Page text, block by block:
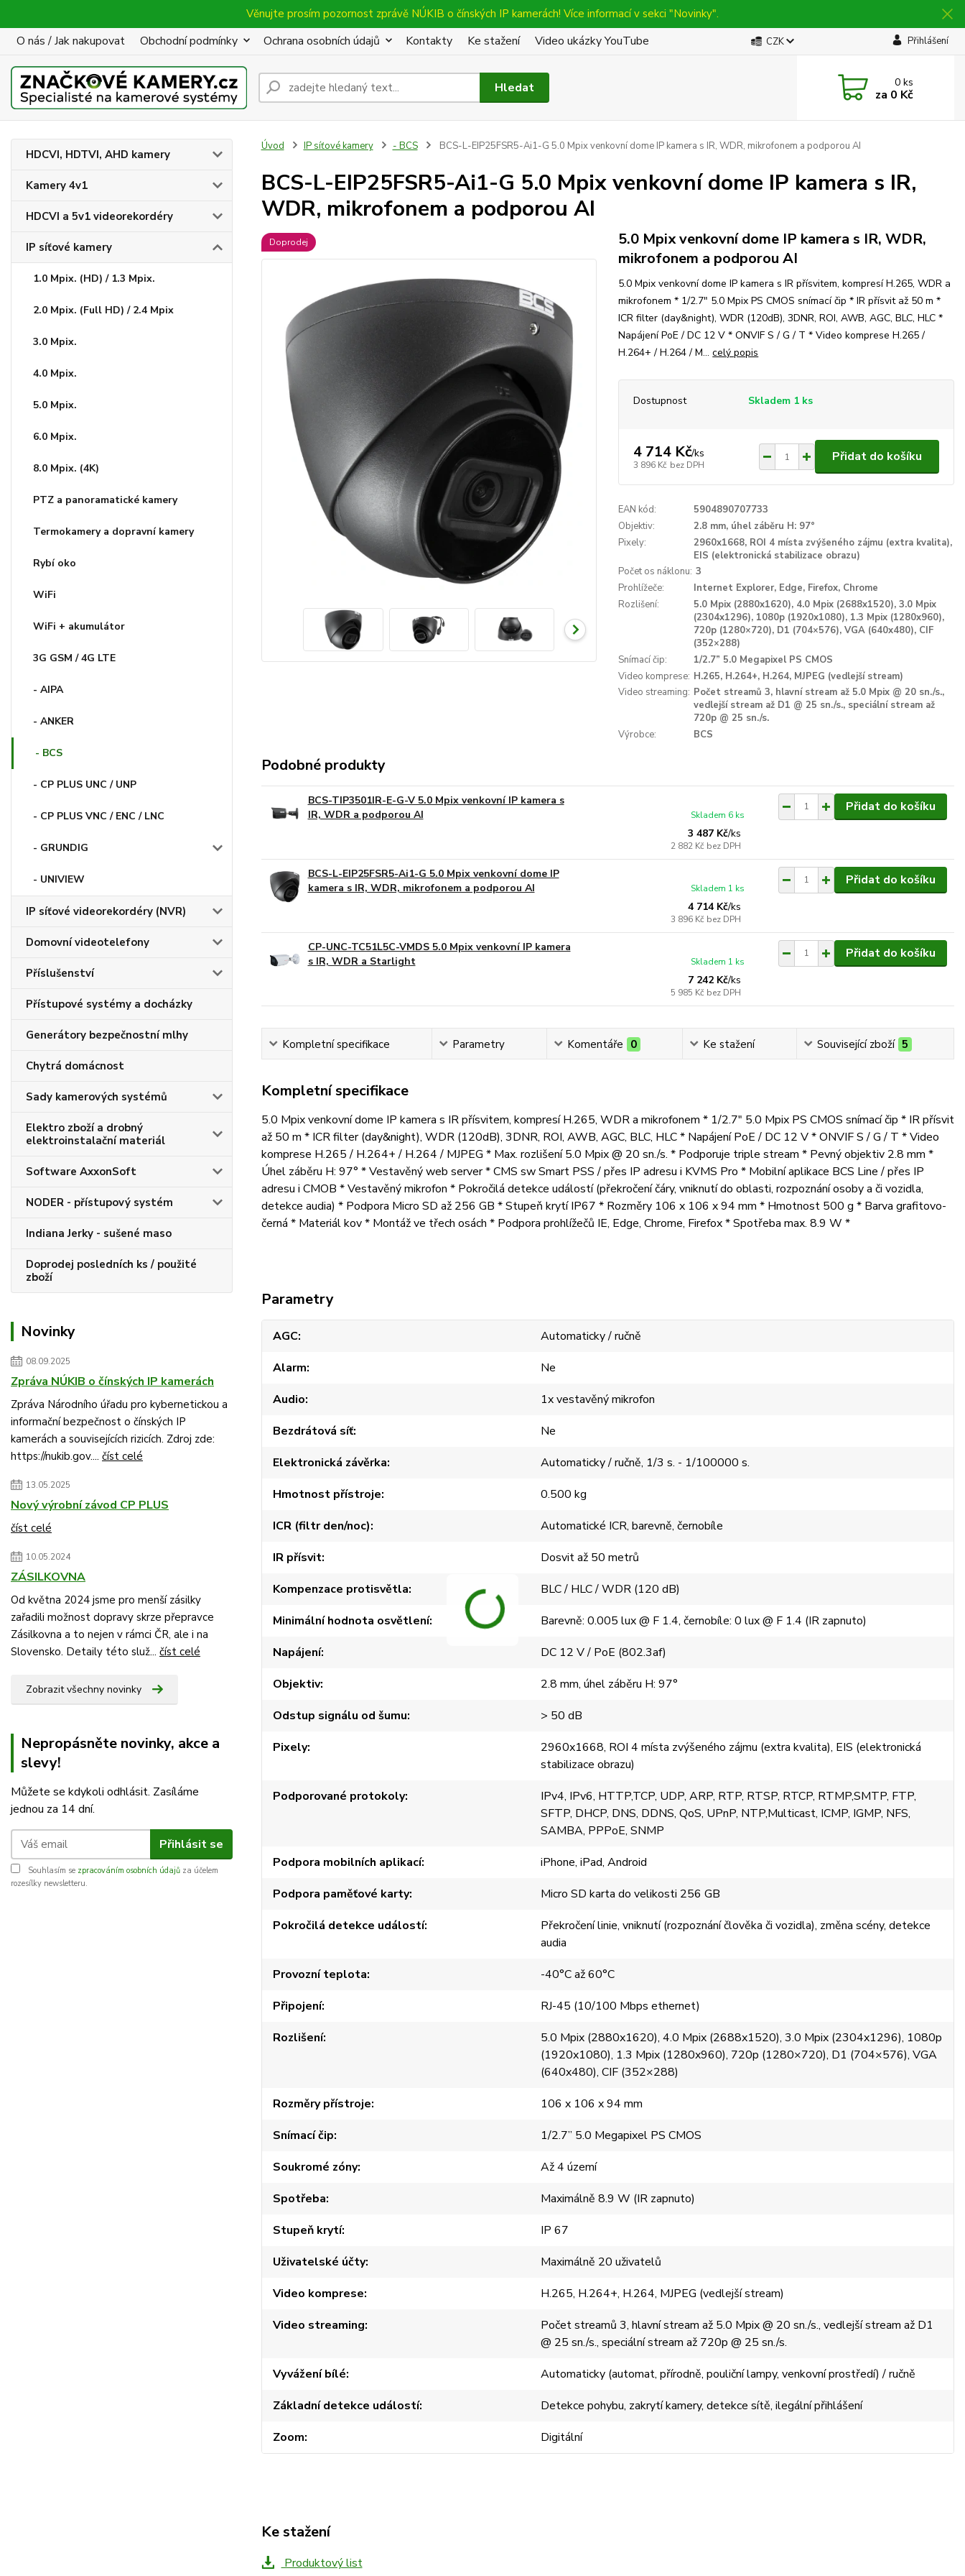
Věnujte prosím pozornost zprávě NÚKIB o čínských IP kamerách! Více informací v sekci "Novinky".
O nás / Jak nakupovat Obchodní podmínky Ochrana osobních údajů Kontakty Ke stažení Video ukázky YouTube CZK Přihlášení
Hledat 0 ks
za 0 Kč
HDCVI, HDTVI, AHD kamery
Kamery 4v1
HDCVI a 5v1 videorekordéry
IP síťové kamery
1.0 Mpix. (HD) / 1.3 Mpix.
2.0 Mpix. (Full HD) / 2.4 Mpix
3.0 Mpix.
4.0 Mpix.
5.0 Mpix.
6.0 Mpix.
8.0 Mpix. (4K)
PTZ a panoramatické kamery
Termokamery a dopravní kamery
Rybí oko
WiFi
WiFi + akumulátor
3G GSM / 4G LTE
- AIPA
- ANKER
- BCS
- CP PLUS UNC / UNP
- CP PLUS VNC / ENC / LNC
- GRUNDIG
- UNIVIEW
IP síťové videorekordéry (NVR)
Domovní videotelefony
Příslušenství
Přístupové systémy a docházky
Generátory bezpečnostní mlhy
Chytrá domácnost
Sady kamerových systémů
Elektro zboží a drobný
elektroinstalační materiál
Software AxxonSoft
NODER - přístupový systém
Indiana Jerky - sušené maso
Doprodej posledních ks / použité
zboží
Novinky
08.09.2025
Zpráva NÚKIB o čínských IP kamerách
Zpráva Národního úřadu pro kybernetickou a
informační bezpečnost o čínských IP
kamerách a souvisejících rizicích. Zdroj zde:
https://nukib.gov.... číst celé
13.05.2025
Nový výrobní závod CP PLUS
číst celé
10.05.2024
ZÁSILKOVNA
Od května 2024 jsme pro menší zásilky
zařadili možnost dopravy skrze přepravce
Zásilkovna a to nejen v rámci ČR, ale i na
Slovensko. Detaily této služ... číst celé
Zobrazit všechny novinky
Nepropásněte novinky, akce a
slevy!
Můžete se kdykoli odhlásit. Zasíláme
jednou za 14 dní.
Přihlásit se
Souhlasím se zpracováním osobních údajů za účelem
rozesílky newsletteru.
Úvod IP síťové kamery - BCS BCS-L-EIP25FSR5-Ai1-G 5.0 Mpix venkovní dome IP kamera s IR, WDR, mikrofonem a podporou AI
BCS-L-EIP25FSR5-Ai1-G 5.0 Mpix venkovní dome IP kamera s IR,
WDR, mikrofonem a podporou AI
Doprodej
5.0 Mpix venkovní dome IP kamera s IR, WDR,
mikrofonem a podporou AI
5.0 Mpix venkovní dome IP kamera s IR přísvitem, kompresí H.265, WDR a
mikrofonem * 1/2.7" 5.0 Mpix PS CMOS snímací čip * IR přísvit až 50 m *
ICR filter (day&night), WDR (120dB), 3DNR, ROI, AWB, AGC, BLC, HLC *
Napájení PoE / DC 12 V * ONVIF S / G / T * Video komprese H.265 /
H.264+ / H.264 / M...celý popis
Dostupnost Skladem 1 ks
4 714 Kč/ks
3 896 Kč bez DPH
Přidat do košíku
EAN kód:
5904890707733
Objektiv:
2.8 mm, úhel záběru H: 97°
Pixely:
2960x1668, ROI 4 místa zvýšeného zájmu (extra kvalita),
EIS (elektronická stabilizace obrazu)
Počet os náklonu: 3
Prohlížeče:
Internet Explorer, Edge, Firefox, Chrome
Rozlišení:
5.0 Mpix (2880x1620), 4.0 Mpix (2688x1520), 3.0 Mpix
(2304x1296), 1080p (1920x1080), 1.3 Mpix (1280x960),
720p (1280×720), D1 (704×576), VGA (640x480), CIF
(352×288)
Snímací čip:
1/2.7” 5.0 Megapixel PS CMOS
Video komprese: H.265, H.264+, H.264, MJPEG (vedlejší stream)
Video streaming: Počet streamů 3, hlavní stream až 5.0 Mpix @ 20 sn./s.,
vedlejší stream až D1 @ 25 sn./s., speciální stream až
720p @ 25 sn./s.
Výrobce:
BCS
Podobné produkty
BCS-TIP3501IR-E-G-V 5.0 Mpix venkovní IP kamera s
IR, WDR a podporou AI
3 487 Kč/ks
2 882 Kč bez DPH
Skladem 6 ks
Přidat do košíku
BCS-L-EIP25FSR5-Ai1-G 5.0 Mpix venkovní dome IP
kamera s IR, WDR, mikrofonem a podporou AI
4 714 Kč/ks
3 896 Kč bez DPH
Skladem 1 ks
Přidat do košíku
CP-UNC-TC51L5C-VMDS 5.0 Mpix venkovní IP kamera
s IR, WDR a Starlight
7 242 Kč/ks
5 985 Kč bez DPH
Skladem 1 ks
Přidat do košíku
Kompletní specifikace Parametry Komentáře 0 Ke stažení Související zboží 5
Kompletní specifikace
5.0 Mpix venkovní dome IP kamera s IR přísvitem, kompresí H.265, WDR a mikrofonem * 1/2.7" 5.0 Mpix PS CMOS snímací čip * IR přísvit
až 50 m * ICR filter (day&night), WDR (120dB), 3DNR, ROI, AWB, AGC, BLC, HLC * Napájení PoE / DC 12 V * ONVIF S / G / T * Video
komprese H.265 / H.264+ / H.264 / MJPEG * Max. rozlišení 5.0 Mpix @ 20 sn./s. * Podporuje triple stream * Pevný objektiv 2.8 mm *
Úhel záběru H: 97° * Vestavěný web server * CMS sw Smart PSS / přes IP adresu i KVMS Pro * Mobilní aplikace BCS Line / přes IP
adresu i CMOB * Vestavěný mikrofon * Pokročilá detekce událostí (překročení čáry, vniknutí do oblasti, rozpoznání osoby a či vozidla,
detekce audia) * Podpora Micro SD až 256 GB * Stupeň krytí IP67 * Rozměry 106 x 106 x 94 mm * Hmotnost 500 g * Barva grafitovo-
černá * Materiál kov * Montáž ve třech osách * Podpora prohlížečů IE, Edge, Chrome, Firefox * Spotřeba max. 8.9 W *
Parametry
AGC
Automaticky / ručně
Alarm
Ne
Audio
1x vestavěný mikrofon
Bezdrátová síť
Ne
Elektronická závěrka
Automaticky / ručně, 1/3 s. - 1/100000 s.
Hmotnost přístroje
0.500 kg
ICR (filtr den/noc)
Automatické ICR, barevně, černobíle
IR přísvit
Dosvit až 50 metrů
Kompenzace protisvětla
BLC / HLC / WDR (120 dB)
Minimální hodnota osvětlení
Barevně: 0.005 lux @ F 1.4, černobíle: 0 lux @ F 1.4 (IR zapnuto)
Napájení
DC 12 V / PoE (802.3af)
Objektiv
2.8 mm, úhel záběru H: 97°
Odstup signálu od šumu
> 50 dB
Pixely
2960x1668, ROI 4 místa zvýšeného zájmu (extra kvalita), EIS (elektronická
stabilizace obrazu)
Podporované protokoly
IPv4, IPv6, HTTP,TCP, UDP, ARP, RTP, RTSP, RTCP, RTMP,SMTP, FTP,
SFTP, DHCP, DNS, DDNS, QoS, UPnP, NTP,Multicast, ICMP, IGMP, NFS,
SAMBA, PPPoE, SNMP
Podpora mobilních aplikací
iPhone, iPad, Android
Podpora paměťové karty
Micro SD karta do velikosti 256 GB
Pokročilá detekce událostí
Překročení linie, vniknutí (rozpoznání člověka či vozidla), změna scény, detekce
audia
Provozní teplota
-40°C až 60°C
Připojení
RJ-45 (10/100 Mbps ethernet)
Rozlišení
5.0 Mpix (2880x1620), 4.0 Mpix (2688x1520), 3.0 Mpix (2304x1296), 1080p
(1920x1080), 1.3 Mpix (1280x960), 720p (1280×720), D1 (704×576), VGA
(640x480), CIF (352×288)
Rozměry přístroje
106 x 106 x 94 mm
Snímací čip
1/2.7” 5.0 Megapixel PS CMOS
Soukromé zóny
Až 4 území
Spotřeba
Maximálně 8.9 W (IR zapnuto)
Stupeň krytí
IP 67
Uživatelské účty
Maximálně 20 uživatelů
Video komprese
H.265, H.264+, H.264, MJPEG (vedlejší stream)
Video streaming
Počet streamů 3, hlavní stream až 5.0 Mpix @ 20 sn./s., vedlejší stream až D1
@ 25 sn./s., speciální stream až 720p @ 25 sn./s.
Vyvážení bílé
Automaticky (automat, přírodně, pouliční lampy, venkovní prostředí) / ručně
Základní detekce událostí
Detekce pohybu, zakrytí kamery, detekce sítě, ilegální přihlášení
Zoom
Digitální
Ke stažení
Produktový list